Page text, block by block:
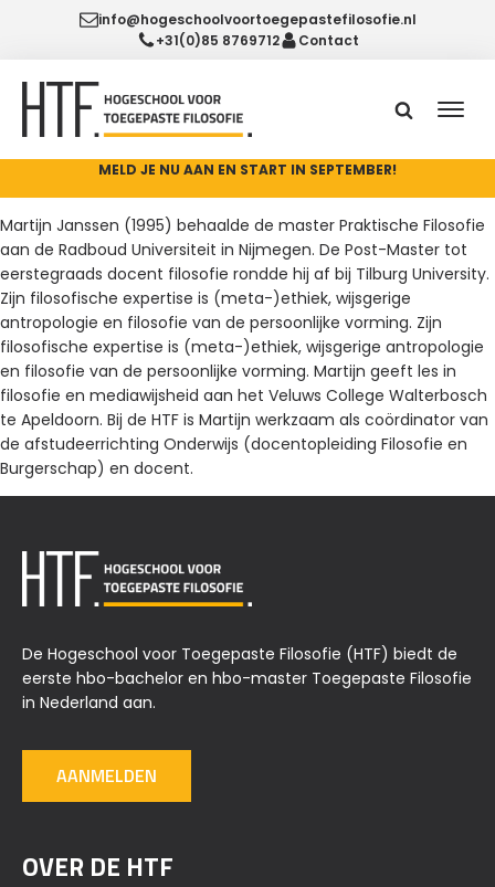
info@hogeschoolvoortoegepastefilosofie.nl
+31(0)85 8769712
Contact
MELD JE NU AAN EN START IN SEPTEMBER!
Martijn Janssen (1995) behaalde de master Praktische Filosofie
aan de Radboud Universiteit in Nijmegen. De Post-Master tot
eerstegraads docent filosofie rondde hij af bij Tilburg University.
Zijn filosofische expertise is (meta-)ethiek, wijsgerige
antropologie en filosofie van de persoonlijke vorming. Zijn
filosofische expertise is (meta-)ethiek, wijsgerige antropologie
en filosofie van de persoonlijke vorming. Martijn geeft les in
filosofie en mediawijsheid aan het Veluws College Walterbosch
te Apeldoorn. Bij de HTF is Martijn werkzaam als coördinator van
de afstudeerrichting Onderwijs (docentopleiding Filosofie en
Burgerschap) en docent.
De Hogeschool voor Toegepaste Filosofie (HTF) biedt de
eerste hbo-bachelor en hbo-master Toegepaste Filosofie
in Nederland aan.
AANMELDEN
OVER DE HTF